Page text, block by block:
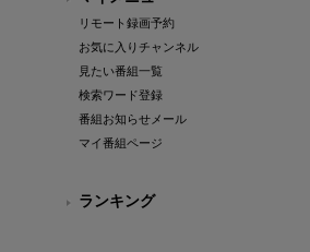
リモート録画予約
お気に入りチャンネル
見たい番組一覧
検索ワード登録
番組お知らせメール
マイ番組ページ
ランキング